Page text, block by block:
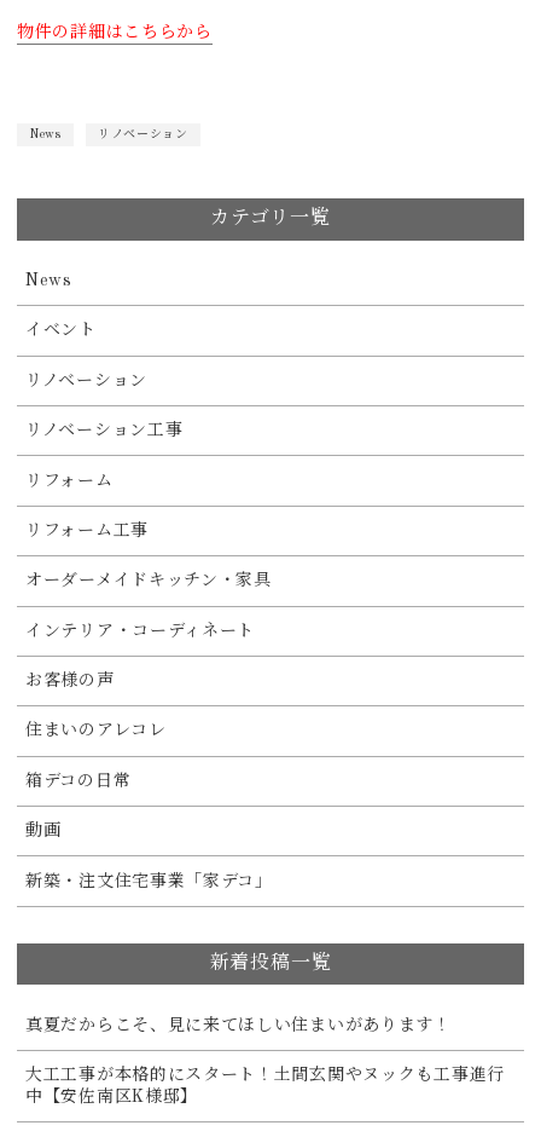
物件の詳細はこちらから
News リノベーション
カテゴリ一覧
News
イベント
リノベーション
リノベーション工事
リフォーム
リフォーム工事
オーダーメイドキッチン・家具
インテリア・コーディネート
お客様の声
住まいのアレコレ
箱デコの日常
動画
新築・注文住宅事業「家デコ」
新着投稿一覧
真夏だからこそ、見に来てほしい住まいがあります！
大工工事が本格的にスタート！土間玄関やヌックも工事進行
中【安佐南区K様邸】